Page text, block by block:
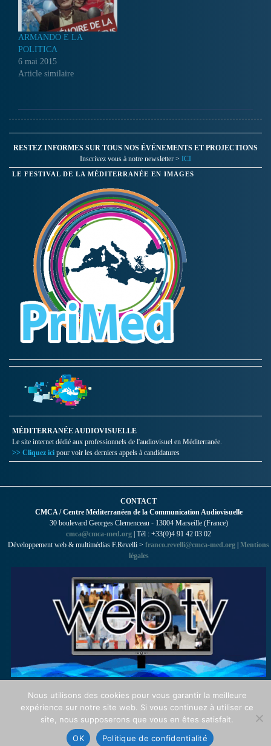
ARMANDO E LA
POLITICA
6 mai 2015
Article similaire
RESTEZ INFORMES SUR TOUS NOS ÉVÉNEMENTS ET PROJECTIONS
Inscrivez vous à notre newsletter > ICI
LE FESTIVAL DE LA MÉDITERRANÉE EN IMAGES
MÉDITERRANÉE AUDIOVISUELLE
Le site internet dédié aux professionnels de l'audiovisuel en Méditerranée.
>> Cliquez ici pour voir les derniers appels à candidatures
CONTACT
CMCA / Centre Méditerranéen de la Communication Audiovisuelle
30 boulevard Georges Clemenceau - 13004 Marseille (France)
cmca@cmca-med.org | Tél : +33(0)4 91 42 03 02
Développement web & multimédias F.Revelli > franco.revelli@cmca-med.org | Mentions
légales
Nous utilisons des cookies pour vous garantir la meilleure
expérience sur notre site web. Si vous continuez à utiliser ce
site, nous supposerons que vous en êtes satisfait.
OK
Politique de confidentialité